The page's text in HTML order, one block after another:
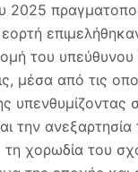
2025
του
μέσα από τις
την
χορωδία του